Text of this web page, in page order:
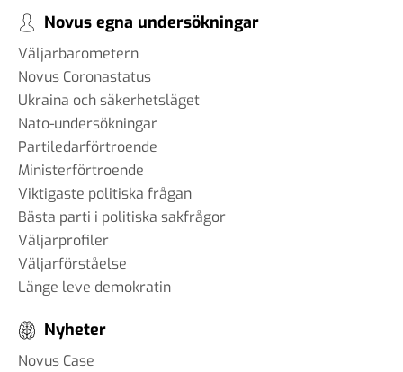
Novus egna undersökningar
Väljarbarometern
Novus Coronastatus
Ukraina och säkerhetsläget
Nato-undersökningar
Partiledarförtroende
Ministerförtroende
Viktigaste politiska frågan
Bästa parti i politiska sakfrågor
Väljarprofiler
Väljarförståelse
Länge leve demokratin
Nyheter
Novus Case